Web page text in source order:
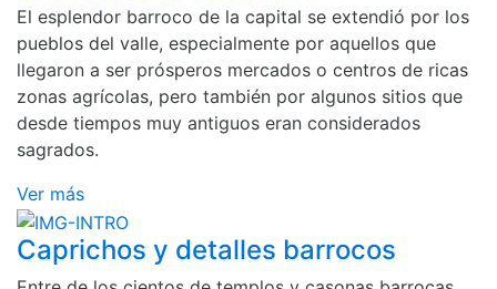
El esplendor barroco de la capital se extendió por los
pueblos del valle, especialmente por aquellos que
llegaron a ser prósperos mercados o centros de ricas
zonas agrícolas, pero también por algunos sitios que
desde tiempos muy antiguos eran considerados
sagrados.
Ver más
Caprichos y detalles barrocos